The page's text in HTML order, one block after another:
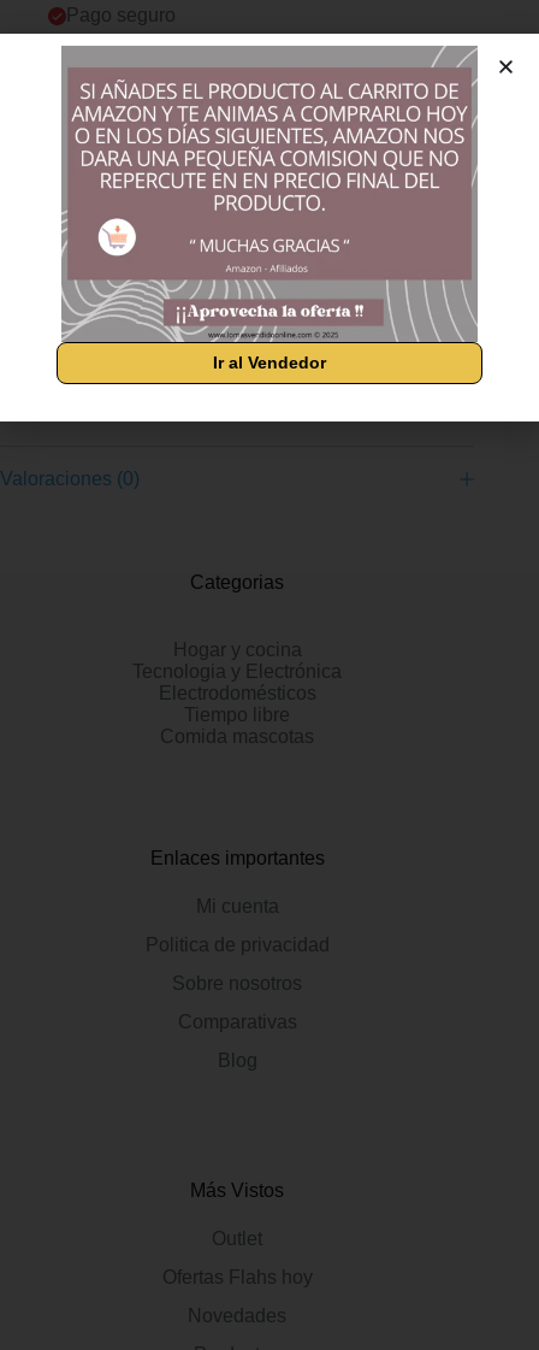
Pago seguro
Satisfacción garantizada
Devolución garantizada
Descripción
Comprar los productos más vendidos en tiendas online
adidas Terrex Tracefinder 2 na (fabricante Fecha de primera
disponibilidad ‏ : ‎ 9 de octubre de 2024 Fabricante ‏ : ‎ adidas
vendidos: 6,292 en Moda (Ver el Top 100 en Moda) 15 en
Zapatos para correr en montaña para hombre Comentarios de
clientes: 4.3 4.3 de 5 estrellas 50 calificaciones
Valoraciones (0)
Categorias
Hogar y cocina
Tecnologia y Electrónica
Electrodomésticos
Tiempo libre
Comida mascotas
Enlaces importantes
Mi cuenta
Politica de privacidad
Sobre nosotros
Comparativas
Blog
Más Vistos
Outlet
Ofertas Flahs hoy
Novedades
Ir al Vendedor